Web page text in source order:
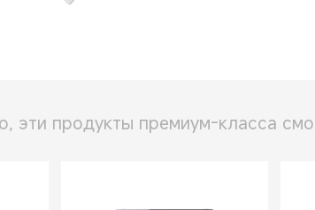
эти продукты премиум-класса